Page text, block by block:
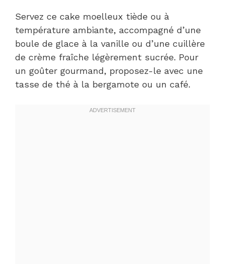
Servez ce cake moelleux tiède ou à
température ambiante, accompagné d’une
boule de glace à la vanille ou d’une cuillère
de crème fraîche légèrement sucrée. Pour
un goûter gourmand, proposez-le avec une
tasse de thé à la bergamote ou un café.